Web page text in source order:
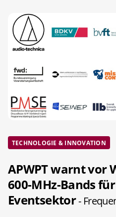
TECHNOLOGIE & INNOVATION
APWPT warnt vor
600-MHz-Bands
Eventsektor-